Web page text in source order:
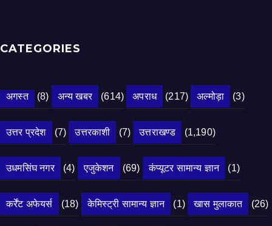
CATEGORIES
अगस्त (8) अन्य खबर (614) अपराध (217) अल्मोड़ा (3)
उत्तर प्रदेश (7) उत्तरकाशी (7) उत्तराखण्ड (1,190)
उधमसिंघ नगर (4) एजुकेशन (69) कंप्यूटर सामान्य ज्ञान (1)
कर्रेंट अफेयर्स (18) केमिस्ट्री सामान्य ज्ञान (1) खास मुलाकात (26)